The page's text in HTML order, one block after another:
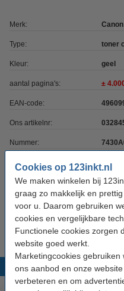
Cookies op 123inkt.nl
We maken winkelen bij
graag zo makkelijk en
voor u. Daarom gebruiken
cookies en vergelijkbare
Functionele cookies zorgen
website goed werkt.
Marketingcookies gebruiken
ons aanbod en onze
verbeteren en om
Merk: Canon
Type: toner
Kleur: geel
aantal pagina's: ±
EAN-code:
Ons artikelnr:
Nummer:
Tip: papier meebestellen
123inkt
80 grams FSC®
€ 33,50